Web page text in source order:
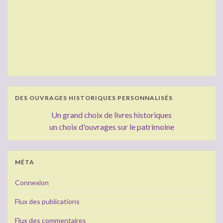
DES OUVRAGES HISTORIQUES PERSONNALISÉS
Un grand choix de livres historiques
un choix d'ouvrages sur le patrimoine
MÉTA
Connexion
Flux des publications
Flux des commentaires